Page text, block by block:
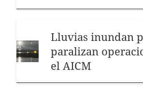
Lluvias inundan
paralizan
el AICM